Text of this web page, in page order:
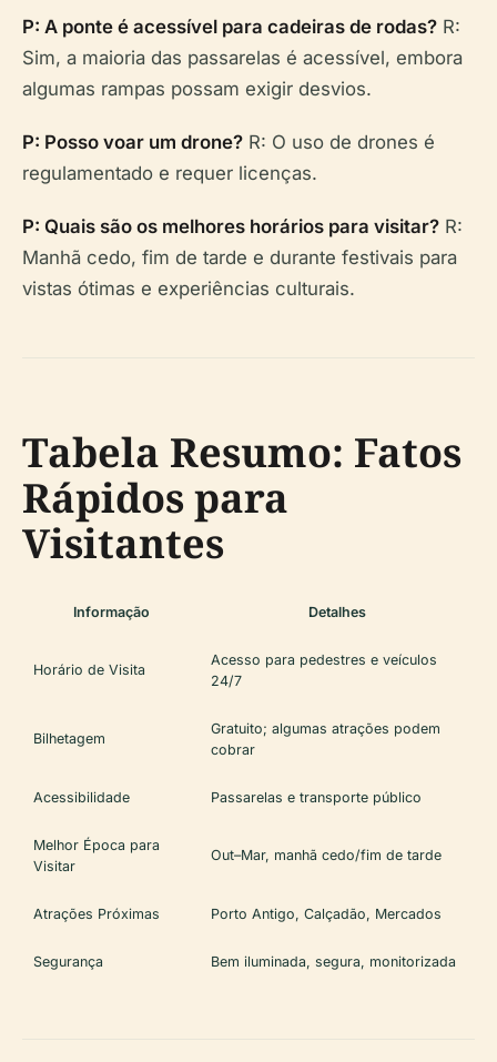
P: A ponte é acessível para cadeiras de rodas? R:
Sim, a maioria das passarelas é acessível, embora
algumas rampas possam exigir desvios.
P: Posso voar um drone? R: O uso de drones é
regulamentado e requer licenças.
P: Quais são os melhores horários para visitar? R:
Manhã cedo, fim de tarde e durante festivais para
vistas ótimas e experiências culturais.
Tabela Resumo: Fatos
Rápidos para
Visitantes
Informação Detalhes
Horário de Visita
Acesso para pedestres e veículos
24/7
Bilhetagem
Gratuito; algumas atrações podem
cobrar
Acessibilidade Passarelas e transporte público
Melhor Época para
Visitar
Out–Mar, manhã cedo/fim de tarde
Atrações Próximas Porto Antigo, Calçadão, Mercados
Segurança Bem iluminada, segura, monitorizada